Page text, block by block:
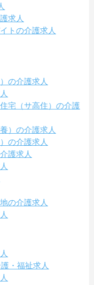
求人
トの介護求人
の介護求人
宅（サ高住）の介護
）の介護求人
の介護求人
護求人
の介護求人
・福祉求人